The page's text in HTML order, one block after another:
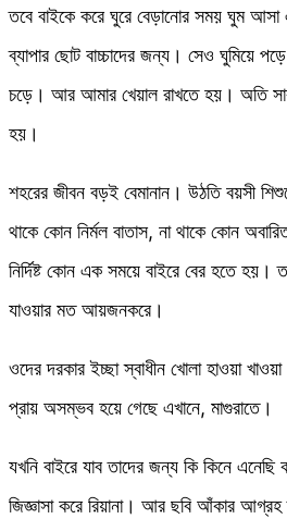
তবে বাইকে করে ঘুরে বেড়ানোর সময় ঘুম আসা
ব্যাপার ছোট বাচ্চাদের জন্য। সেও ঘুমিয়ে
চড়ে। আর আমার খেয়াল রাখতে হয়। অতি
হয়।
শহরের জীবন বড়ই বেমানান। উঠতি বয়সী
থাকে কোন নির্মল বাতাস, না থাকে কোন
নির্দিষ্ট কোন এক সময়ে বাইরে বের হতে হয়।
যাওয়ার মত আয়জনকরে।
ওদের দরকার ইচ্ছা স্বাধীন খোলা হাওয়া
প্রায় অসম্ভব হয়ে গেছে এখানে, মাগুরাতে।
যখনি বাইরে যাব তাদের জন্য কি কিনে এনেছি
জিজ্ঞাসা করে রিয়ানা। আর ছবি আঁকার আগ্রহ